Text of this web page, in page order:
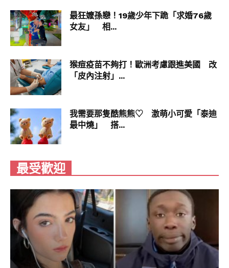
郁。配料方面同樣勁豐富，雞扒大塊嫩滑；滷水雞
翼勁入味；而滑牛肉嘅肉質滑嫩。整體來講，非常
啱我哋嘅口味！
最狂嬤孫戀！19歲少年下跪「求婚76歲
女友」 相...
猴痘疫苗不夠打！歐洲考慮跟進美國 改
「皮內注射」...
我需要那隻酷熊熊♡ 激萌小可愛「泰迪
最中燒」 搭...
最受歡迎